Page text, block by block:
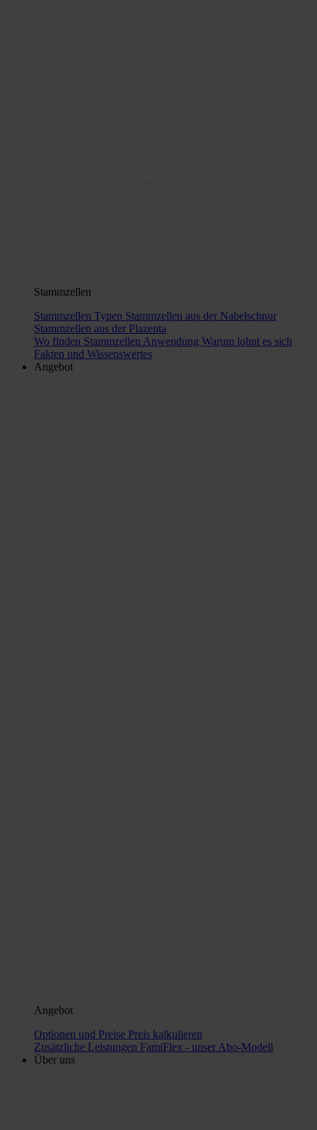
Stammzellen
Stammzellen Typen Stammzellen aus der Nabelschnur
Stammzellen aus der Plazenta
Wo finden Stammzellen Anwendung Warum lohnt es sich
Fakten und Wissenswertes
Angebot
Angebot
Optionen und Preise Preis kalkulieren
Zusätzliche Leistungen FamiFlex - unser Abo-Modell
Über uns